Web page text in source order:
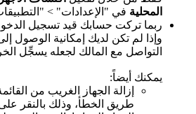
المحلية في "الإعدادات" >
ربما تركت حسابك قيد تسجيل
وإذا لم تكن لديك إمكانية الوصول
التواصل مع المالك لجعله يسجِّل
يمكنك أيضاً:
إزالة الجهاز الغريب من
طريق الخطأ، وذلك بالنقر